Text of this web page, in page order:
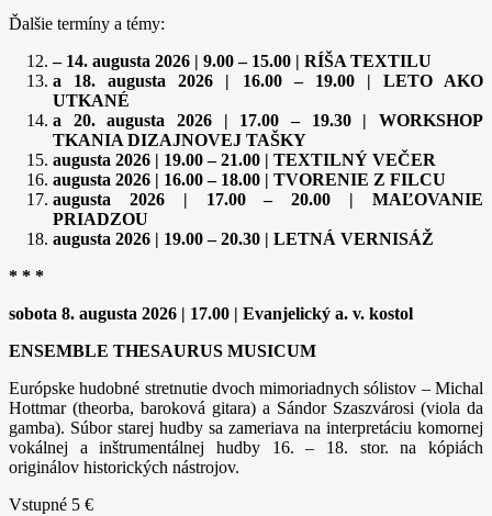
Ďalšie termíny a témy:
– 14. augusta 2026 | 9.00 – 15.00 | RÍŠA TEXTILU
a 18. augusta 2026 | 16.00 – 19.00 | LETO AKO
UTKANÉ
a 20. augusta 2026 | 17.00 – 19.30 | WORKSHOP
TKANIA DIZAJNOVEJ TAŠKY
augusta 2026 | 19.00 – 21.00 | TEXTILNÝ VEČER
augusta 2026 | 16.00 – 18.00 | TVORENIE Z FILCU
augusta 2026 | 17.00 – 20.00 | MAĽOVANIE
PRIADZOU
augusta 2026 | 19.00 – 20.30 | LETNÁ VERNISÁŽ
* * *
sobota 8. augusta 2026 | 17.00 | Evanjelický a. v. kostol
ENSEMBLE THESAURUS MUSICUM
Európske hudobné stretnutie dvoch mimoriadnych sólistov – Michal
Hottmar (theorba, baroková gitara) a Sándor Szaszvárosi (viola da
gamba). Súbor starej hudby sa zameriava na interpretáciu komornej
vokálnej a inštrumentálnej hudby 16. – 18. stor. na kópiách
originálov historických nástrojov.
Vstupné 5 €